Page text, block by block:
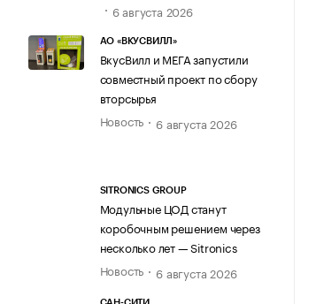
6 августа 2026
АО «ВКУСВИЛЛ»
ВкусВилл и МЕГА запустили
совместный проект по сбору
вторсырья
Новость
6 августа 2026
SITRONICS GROUP
Модульные ЦОД станут
коробочным решением через
несколько лет — Sitronics
Новость
6 августа 2026